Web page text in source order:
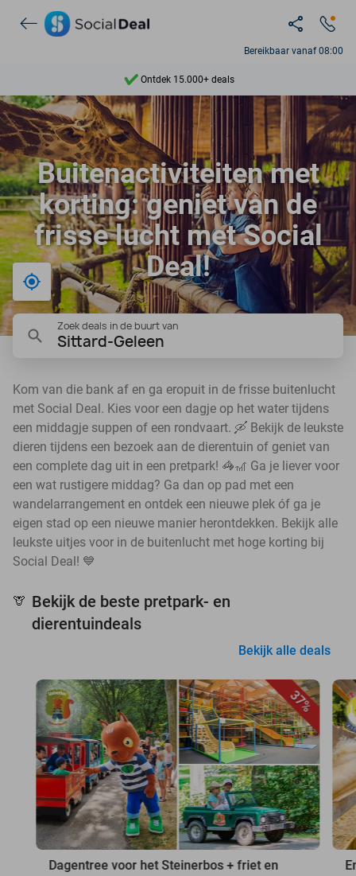
Bereikbaar vanaf 08:00
Ontdek 15.000+ deals
7 dagen per week beschikbaar
10+ miljoen leden
9,4
Ontdek 15.000+ deals
Buitenactiviteiten met
korting: geniet van de
frisse lucht met Social
Deal!
Bij mij in de buurt
Zoek deals in de buurt van
Sittard-Geleen
Kom van die bank af en ga eropuit in de frisse buitenlucht
met Social Deal. Kies voor een dagje op het water tijdens
een middagje suppen of een rondvaart. 🛶 Bekijk de leukste
dieren tijdens een bezoek aan de dierentuin of geniet van
een complete dag uit in een pretpark! 🦓🎢 Ga je liever voor
een wat rustigere middag? Ga dan op pad met een
wandelarrangement en ontdek een nieuwe plek óf ga je
eigen stad op een nieuwe manier herontdekken. Bekijk alle
leukste uitjes voor in de buitenlucht met hoge korting bij
Social Deal! 💙
🦒 Bekijk de beste pretpark- en
dierentuindeals
Bekijk alle deals
37%
Dagentree voor het Steinerbos + friet en